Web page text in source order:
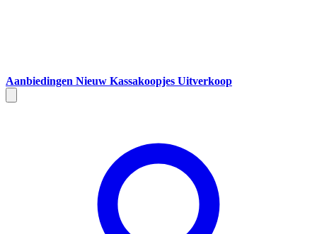
Aanbiedingen Nieuw Kassakoopjes Uitverkoop